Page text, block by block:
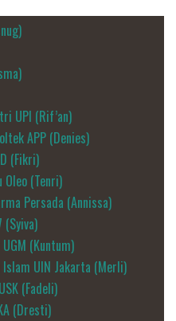
UPI (Rif’an)
APP (Denies)
(Fikri)
(Tenri)
Persada (Annissa)
(Kuntum)
Islam UIN Jakarta (Merli)
(Fadeli)
(Dresti)